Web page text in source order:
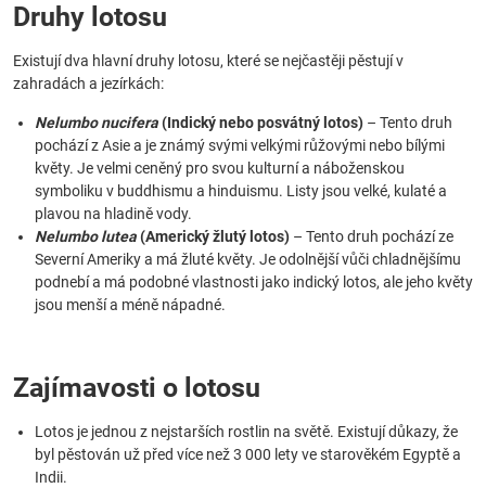
Druhy lotosu
Existují dva hlavní druhy lotosu, které se nejčastěji pěstují v
zahradách a jezírkách:
Nelumbo nucifera(Indický nebo posvátný lotos) – Tento druh
pochází z Asie a je známý svými velkými růžovými nebo bílými
květy. Je velmi ceněný pro svou kulturní a náboženskou
symboliku v buddhismu a hinduismu. Listy jsou velké, kulaté a
plavou na hladině vody.
Nelumbo lutea(Americký žlutý lotos) – Tento druh pochází ze
Severní Ameriky a má žluté květy. Je odolnější vůči chladnějšímu
podnebí a má podobné vlastnosti jako indický lotos, ale jeho květy
jsou menší a méně nápadné.
Zajímavosti o lotosu
Lotos je jednou z nejstarších rostlin na světě. Existují důkazy, že
byl pěstován už před více než 3 000 lety ve starověkém Egyptě a
Indii.